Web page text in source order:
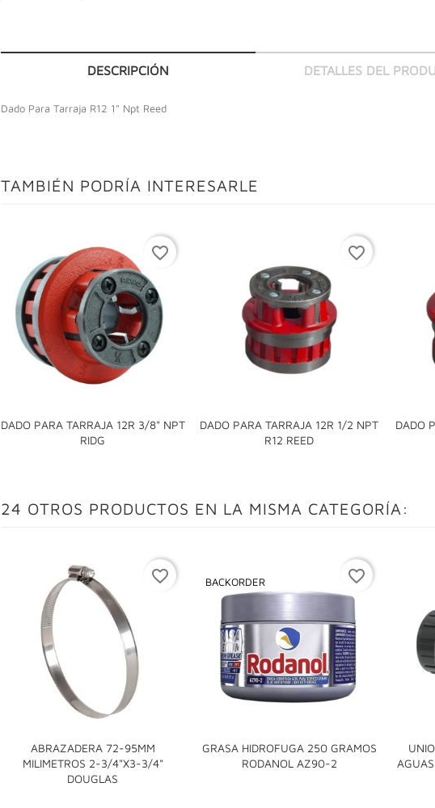
DESCRIPCIÓN DETALLES DEL
Dado Para Tarraja R12 1" Npt Reed
TAMBIÉN PODRÍA INTERESARLE
DADO PARA TARRAJA 12R 3/8" NPT
RIDG

favorite_border
DADO PARA TARRAJA 12R 1/2 NPT
R12 REED

favorite_border
DADO
24 OTROS PRODUCTOS EN LA MISMA CATEGORÍA:
ABRAZADERA 72-95MM
MILIMETROS 2-3/4"x3-3/4"
DOUGLAS

favorite_border
GRASA HIDROFUGA 250 GRAMOS
RODANOL AZ90-2
BACKORDER

favorite_border